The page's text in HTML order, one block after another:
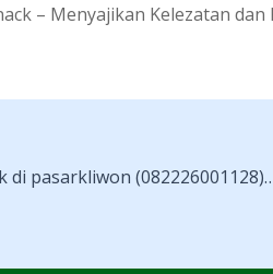
– Menyajikan Kelezatan dan
Pesan Snack dan Nasi Kotak di